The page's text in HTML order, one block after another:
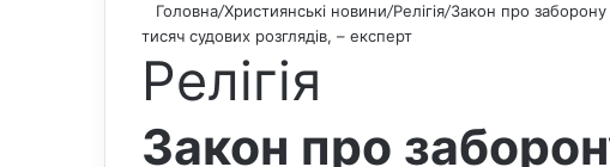
Головна/Християнські новини/Релігія/Закон про заборону
тисяч судових розглядів, – експерт
Релігія
Закон про